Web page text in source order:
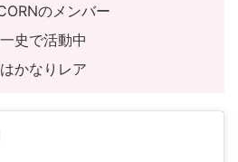
のメンバー
史で活動中
かなりレア